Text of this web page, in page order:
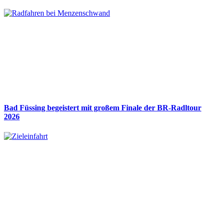
Bad Füssing begeistert mit großem Finale der BR-Radltour
2026